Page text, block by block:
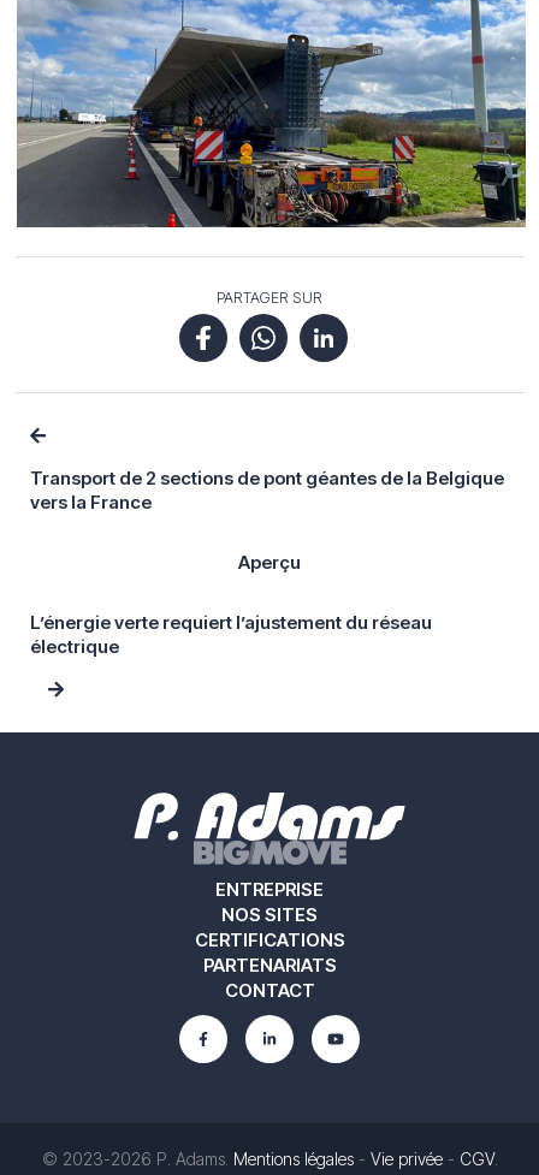
PARTAGER SUR
Transport de 2 sections de pont géantes de la Belgique
vers la France
Aperçu
L’énergie verte requiert l’ajustement du réseau
électrique
ENTREPRISE
NOS SITES
CERTIFICATIONS
PARTENARIATS
CONTACT
© 2023-2026 P. Adams. Mentions légales- Vie privée- CGV.